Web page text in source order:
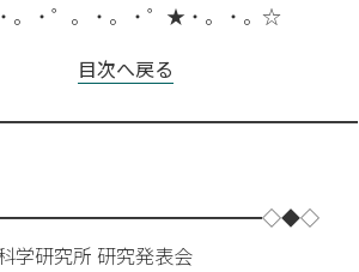
・゜。・。・゜★・。・。☆
目次へ戻る
研究所 研究発表会